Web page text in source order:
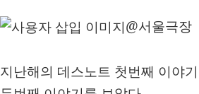
@서울극장
지난해의 데스노트 첫번째 이야